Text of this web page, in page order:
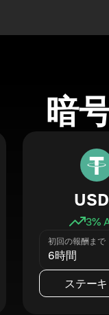
暗
3%
初回の報酬まで
6時間
ステー